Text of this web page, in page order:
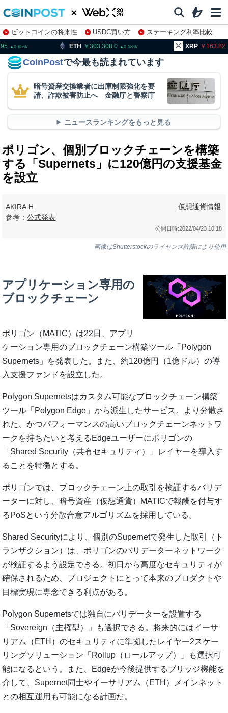
ビットコインの将来性 USDC買い方
ステーキング利率比較
株特集・関連銘柄
303,308.0 XRP 163.82
CoinPostで今最も読まれています
暗号資産交換業者に出庫制限強化を要
請、詐欺被害防止へ 金融庁と警察庁
ニュースランキングをもっと見る
ポリゴン、個別ブロックチェーンを構築
する「Supernets」に120億円の支援基金
を設立
AKIRA.H
参考：公式発表
仮想通貨情報
公開日時:2022/04/23 10:18
画像はShutterstockのライセンス許諾により使用
アプリケーション専用の
ブロックチェーン
ポリゴン（MATIC）は22日、アプリ
ケーション専用のブロックチェーン構築ツール「Polygon
Supernets」を発表した。また、約120億円（1億ドル）の導
入支援ファンドを設立した。
Polygon Supernetsはカスタム可能なブロックチェーン構築
ツール「Polygon Edge」から派生したサービス。より分散さ
れた、かつパフォーマンスの高いブロックチェーンネットワ
ークを持ちたいと考えるEdgeユーザーにポリゴンの
「Shared Security（共有セキュリティ）」レイヤーを導入す
ることを特徴とする。
ポリゴンでは、ブロックチェーン上の取引を検証するバリデ
ーターに対し、暗号資産（仮想通貨）MATICで報酬を付与す
るPoSという分散合意アルゴリズムを採用している。
Shared Securityにより、個別のSupernetで発生した取引（ト
ランザクション）は、ポリゴンのバリデーターネットワーク
が検証するよう設定できる。初日から高度なセキュリティが
確保されるため、プロジェクトにとって本来のプロダクトや
目標実現に専念できる利点がある。
Polygon Supernetsでは独自にバリデーターを設置する
「Sovereign（主権型）」も選択できる。将来的にはイーサ
リアム（ETH）のセキュリティに準拠したレイヤー2スケー
リングソリューション「Rollup（ロールアップ）」も選択可
能になるという。また、Edgeが今後提供するブリッジ機能を
介して、Supernet同士やイーサリアム（ETH）メインネット
との相互運用も可能になる計画だ。